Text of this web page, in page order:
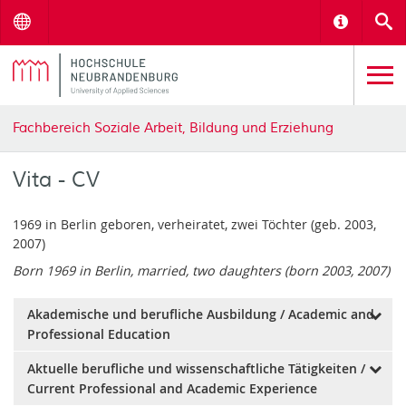
Fachbereich Soziale Arbeit, Bildung und Erziehung
Vita - CV
1969 in Berlin geboren, verheiratet, zwei Töchter (geb. 2003,
2007)
Born 1969 in Berlin, married, two daughters (born 2003, 2007)
Akademische und berufliche Ausbildung / Academic and
Professional Education
Akademische und berufliche
Aktuelle berufliche und wissenschaftliche Tätigkeiten /
Current Professional and Academic Experience